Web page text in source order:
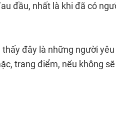
đầu, nhất là khi đã có
đây là những người
trang điểm, nếu không